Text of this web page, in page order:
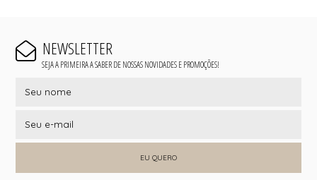
NEWSLETTER
SEJA A PRIMEIRA A SABER DE NOSSAS NOVIDADES E PROMOÇÕES!
EU QUERO